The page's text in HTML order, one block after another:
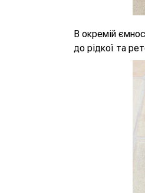
В окремій
до рідкої та